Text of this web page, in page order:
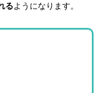
るようになります。